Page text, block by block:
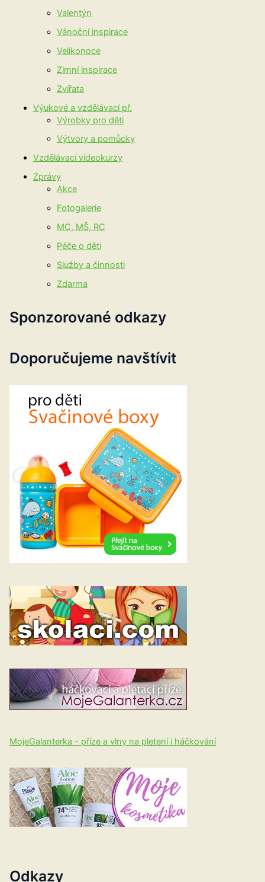
Valentýn
Vánoční inspirace
Velikonoce
Zimní inspirace
Zvířata
Výukové a vzdělávací př.
Výrobky pro děti
Výtvory a pomůcky
Vzdělávací videokurzy
Zprávy
Akce
Fotogalerie
MC, MŠ, RC
Péče o děti
Služby a činnosti
Zdarma
Sponzorované odkazy
Doporučujeme navštívit
MojeGalanterka - příze a vlny na pletení i háčkování
Odkazy